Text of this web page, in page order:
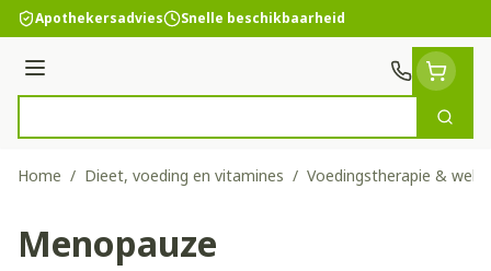
Ga naar de inhoud
Apothekersadvies Snelle beschikbaarheid
Menu
Zoek
Home / Dieet, voeding en vitamines / Voedingstherapie &
Menopauze